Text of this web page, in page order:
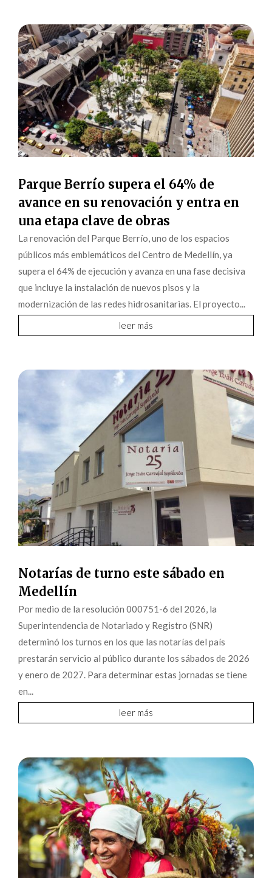
Parque Berrío supera el 64% de
avance en su renovación y entra en
una etapa clave de obras
La renovación del Parque Berrío, uno de los espacios
públicos más emblemáticos del Centro de Medellín, ya
supera el 64% de ejecución y avanza en una fase decisiva
que incluye la instalación de nuevos pisos y la
modernización de las redes hidrosanitarias. El proyecto...
leer más
Notarías de turno este sábado en
Medellín
Por medio de la resolución 000751-6 del 2026, la
Superintendencia de Notariado y Registro (SNR)
determinó los turnos en los que las notarías del país
prestarán servicio al público durante los sábados de 2026
y enero de 2027. Para determinar estas jornadas se tiene
en...
leer más